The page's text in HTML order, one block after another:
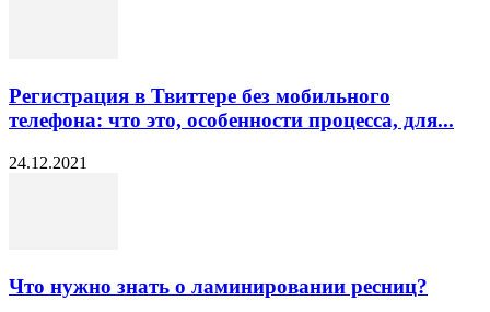
Регистрация в Твиттере без мобильного
телефона: что это, особенности процесса, для...
24.12.2021
Что нужно знать о ламинировании ресниц?